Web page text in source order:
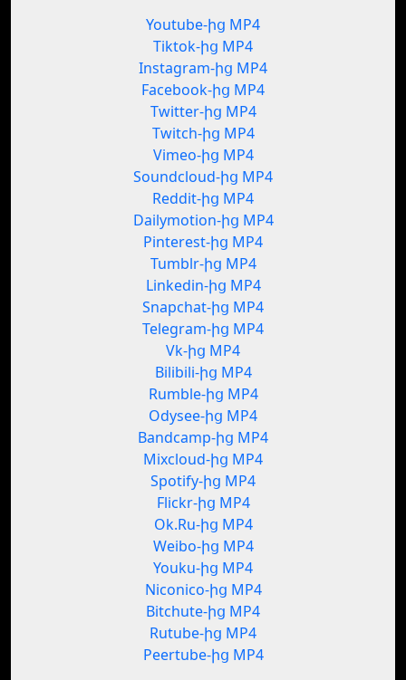
Youtube-ից MP4
Tiktok-ից MP4
Instagram-ից MP4
Facebook-ից MP4
Twitter-ից MP4
Twitch-ից MP4
Vimeo-ից MP4
Soundcloud-ից MP4
Reddit-ից MP4
Dailymotion-ից MP4
Pinterest-ից MP4
Tumblr-ից MP4
Linkedin-ից MP4
Snapchat-ից MP4
Telegram-ից MP4
Vk-ից MP4
Bilibili-ից MP4
Rumble-ից MP4
Odysee-ից MP4
Bandcamp-ից MP4
Mixcloud-ից MP4
Spotify-ից MP4
Flickr-ից MP4
Ok.Ru-ից MP4
Weibo-ից MP4
Youku-ից MP4
Niconico-ից MP4
Bitchute-ից MP4
Rutube-ից MP4
Peertube-ից MP4